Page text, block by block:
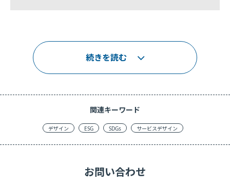
続きを読む
関連キーワード
デザイン ESG SDGs サービスデザイン
お問い合わせ